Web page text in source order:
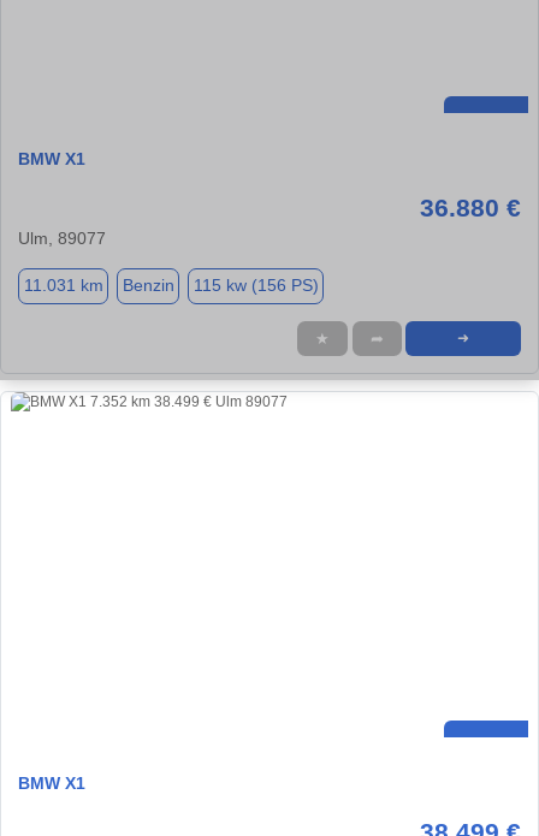
BMW X1
36.880 €
Ulm, 89077
11.031 km Benzin 115 kw (156 PS)
★ ➦ ➜
BMW X1